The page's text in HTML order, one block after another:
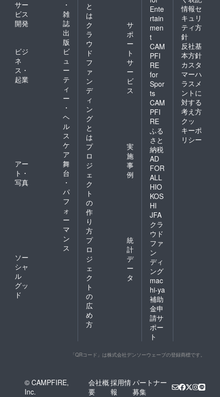
サー
ビス
開発
・
雑
誌
出
版
ビジ
ネ
ス・
起業
ビ
ュ
ー
テ
ィ
ー
・
ヘ
ル
ス
ケ
ア
アー
ト・
写真
舞
台
・
パ
フ
ォ
ー
マ
ン
ス
ソー
シャ
ル
グッ
ド
と
は
ク
ラ
ウ
ド
フ
ァ
ン
デ
ィ
ン
グ
と
は
サ
ポ
ー
ト
サ
ー
ビ
ス
プ
ロ
ジ
ェ
ク
ト
の
作
り
方
実
施
事
例
プ
ロ
ジ
ェ
ク
ト
の
広
め
方
統
計
デ
ー
タ
Ente
rtain
men
t
CAM
PFI
RE
for
Spor
ts
CAM
PFI
RE
ふる
さと
納税
AD
FOR
ALL
HIO
KOS
HI
JFA
クラ
ウド
ファ
ン
ディ
ング
mac
hi-ya
補助
金申
請サ
ポー
ト
情報セ
キュリ
ティ方
針
反社基
本方針
カスタ
マーハ
ラスメ
ントに
対する
考え方
クッ
キーポ
リシー
「QRコード」は株式会社デンソーウェーブの登録商標です。
© CAMPFIRE,
Inc.
会社概
要
採用情
報
パートナー
募集